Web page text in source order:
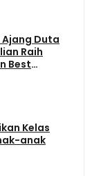
Duta
Raih
Best
Kelas
anak